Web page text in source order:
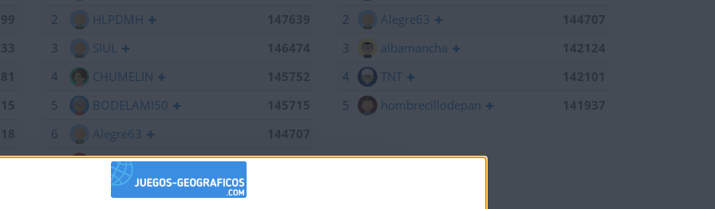
2
HLPDMH
3
SIUL
146474
4
CHUMELIN
5
BODELAMI50
145715
6
Alegre63
7
Bodero
144673
maherlo
2
Alegre63
3
albamancha
142124
4
TNT
5
hombrecillodepan 141937